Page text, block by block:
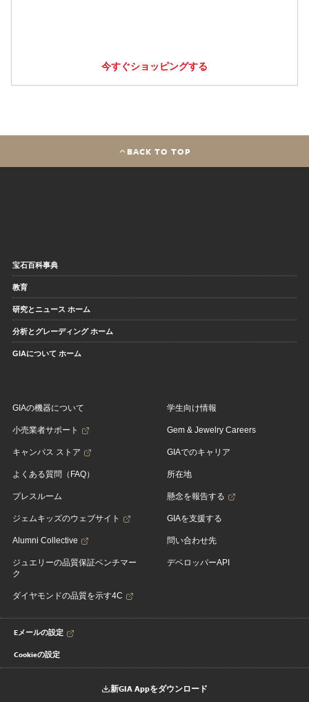
今すぐショッピングする
BACK TO TOP
宝石百科事典
教育
研究とニュース ホーム
分析とグレーディング ホーム
GIAについて ホーム
GIAの機器について
小売業者サポート
キャンパス ストア
よくある質問（FAQ）
プレスルーム
ジェムキッズのウェブサイト
Alumni Collective
ジュエリーの品質保証ベンチマー
ク
ダイヤモンドの品質を示す4C
学生向け情報
Gem & Jewelry Careers
GIAでのキャリア
所在地
懸念を報告する
GIAを支援する
問い合わせ先
デベロッパーAPI
Eメールの設定
Cookieの設定
新GIA Appをダウンロード